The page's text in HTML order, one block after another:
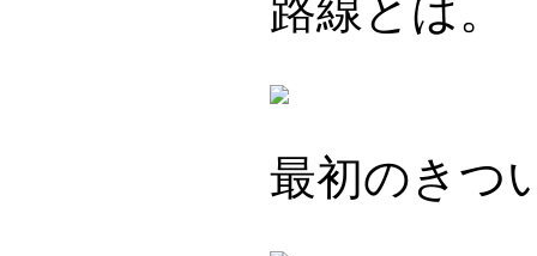
路線とは。
最初のきつ